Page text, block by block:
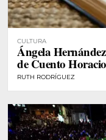
CULTURA
Ángela
de Cuento
RUTH RODRÍGUEZ